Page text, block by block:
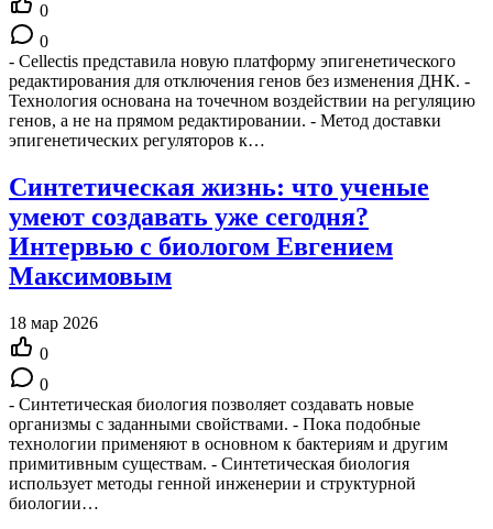
0
0
- Cellectis представила новую платформу эпигенетического
редактирования для отключения генов без изменения ДНК. -
Технология основана на точечном воздействии на регуляцию
генов, а не на прямом редактировании. - Метод доставки
эпигенетических регуляторов к…
Синтетическая жизнь: что ученые
умеют создавать уже сегодня?
Интервью с биологом Евгением
Максимовым
18 мар 2026
0
0
- Синтетическая биология позволяет создавать новые
организмы с заданными свойствами. - Пока подобные
технологии применяют в основном к бактериям и другим
примитивным существам. - Синтетическая биология
использует методы генной инженерии и структурной
биологии…